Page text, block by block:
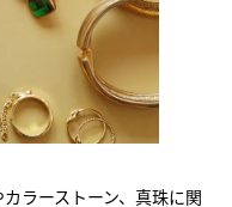
ラーストーン、真珠に関